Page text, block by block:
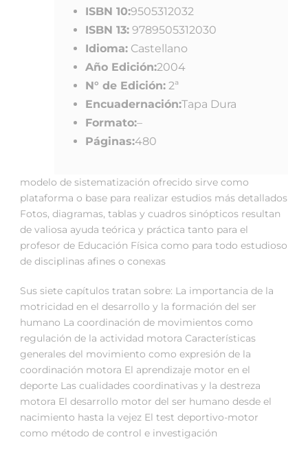
ISBN 10:9505312032
ISBN 13: 9789505312030
Idioma: Castellano
Año Edición:2004
N° de Edición: 2ª
Encuadernación:Tapa Dura
Formato:–
Páginas:480
modelo de sistematización ofrecido sirve como
plataforma o base para realizar estudios más detallados
Fotos, diagramas, tablas y cuadros sinópticos resultan
de valiosa ayuda teórica y práctica tanto para el
profesor de Educación Física como para todo estudioso
de disciplinas afines o conexas
Sus siete capítulos tratan sobre: La importancia de la
motricidad en el desarrollo y la formación del ser
humano La coordinación de movimientos como
regulación de la actividad motora Características
generales del movimiento como expresión de la
coordinación motora El aprendizaje motor en el
deporte Las cualidades coordinativas y la destreza
motora El desarrollo motor del ser humano desde el
nacimiento hasta la vejez El test deportivo-motor
como método de control e investigación